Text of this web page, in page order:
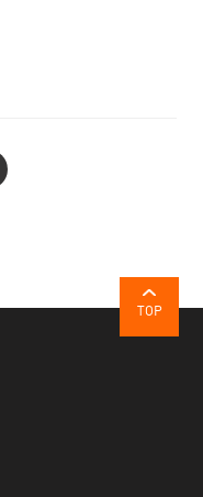
TOP